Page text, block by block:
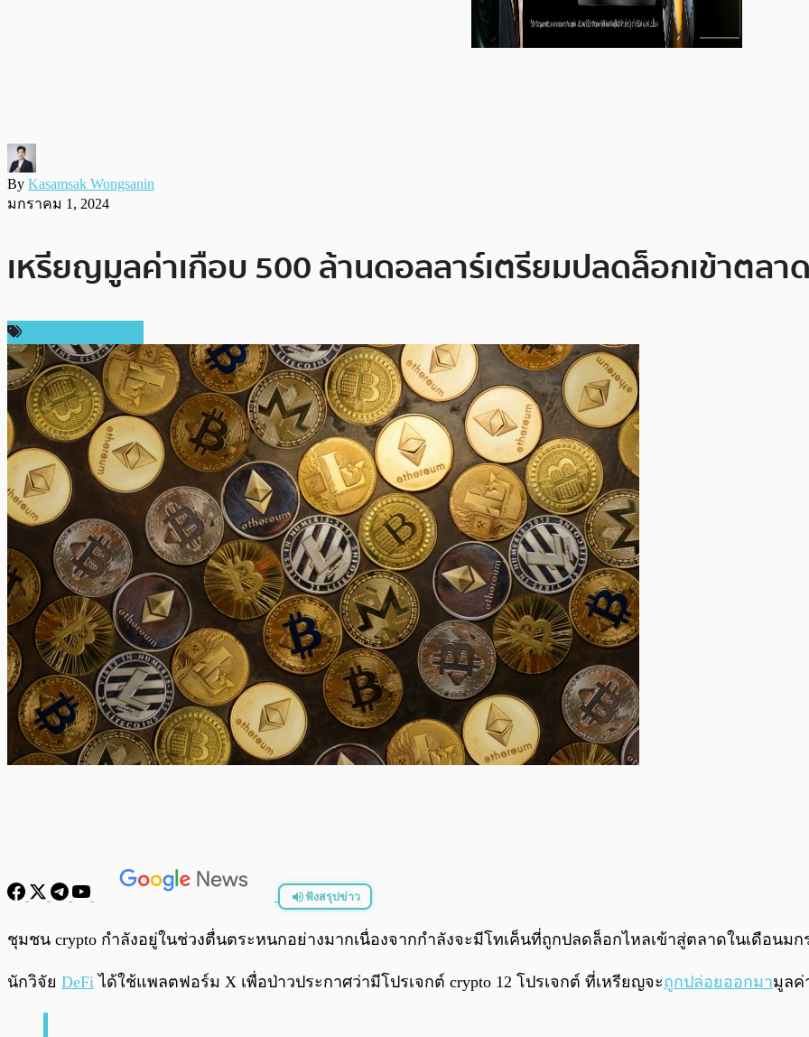
By Kasamsak Wongsanin
มกราคม 1, 2024
เหรียญมูลค่าเกือบ 500 ล้านดอลลาร์เตรียมปลดล็อกเข้าตลา
ฟังสรุปข่าว
ชุมชน crypto กำลังอยู่ในช่วงตื่นตระหนกอย่างมากเนื่องจากกำลังจะมีโทเค็นที่ถูกปลดล็อกไหลเข้าสู่ตลาดในเดือนมก
นักวิจัย DeFi ได้ใช้แพลตฟอร์ม X เพื่อป่าวประกาศว่ามีโปรเจกต์ crypto 12 โปรเจกต์ ที่เหรียญจะถูกปล่อยออกมามูลค่